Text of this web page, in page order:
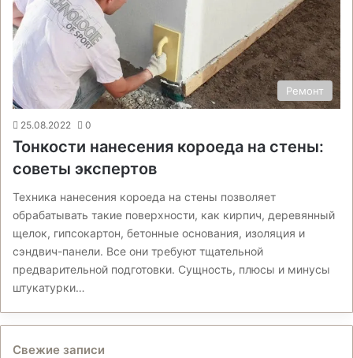
Ремонт
25.08.2022 0
Тонкости нанесения короеда на стены:
советы экспертов
Техника нанесения короеда на стены позволяет
обрабатывать такие поверхности, как кирпич, деревянный
щелок, гипсокартон, бетонные основания, изоляция и
сэндвич-панели. Все они требуют тщательной
предварительной подготовки. Сущность, плюсы и минусы
штукатурки…
Свежие записи